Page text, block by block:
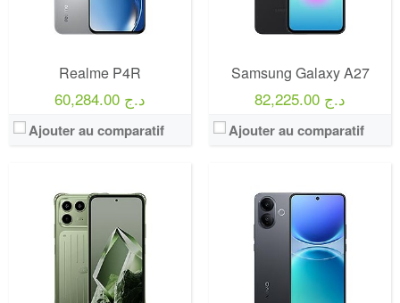
Realme P4R
60,284.00 د.ج
Ajouter au comparatif
Samsung Galaxy A27
82,225.00 د.ج
Ajouter au comparatif